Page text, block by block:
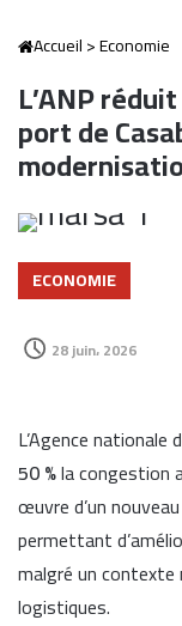
Accueil>Economie
L’ANP
port de
ECONOMIE
28 juin، 2026
L’Agence
50 %la congestion
œuvre d’un
permettant
malgré un
logistiques.